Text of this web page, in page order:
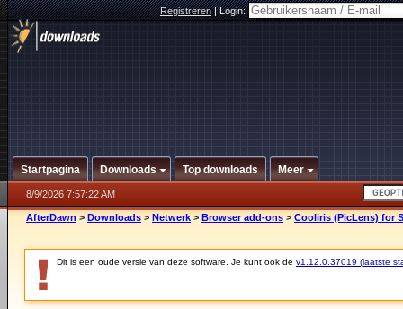
Registreren|Login:
Startpagina Downloads Top downloads Meer
8/9/2026 7:57:22 AM
AfterDawn > Downloads > Netwerk > Browser add-ons > Cooliris (PicLens) for
Dit is een oude versie van deze software. Je kunt ook de v1.12.0.37019 (laatste